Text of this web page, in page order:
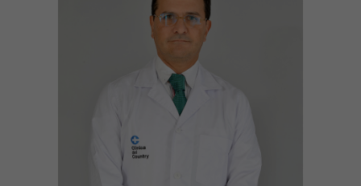
Ortopedia y Traumatología
Radiología e Imágenes Diagnósticas
Servicios Quirúrgicos
Unidad de Cuidado Crítico Especializado
Unidad de Mama y Tumores de Tejidos Blandos